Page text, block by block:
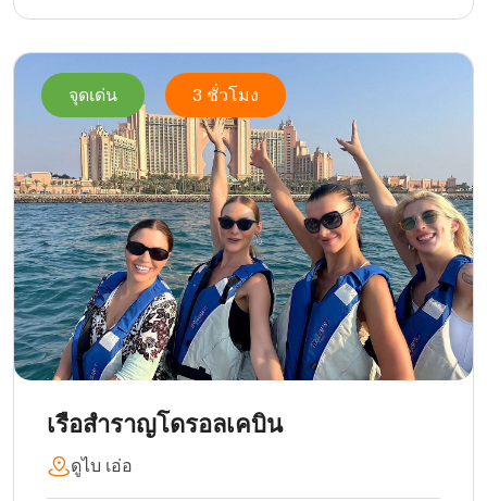
จุดเด่น 3 ชั่วโมง
เรือสำราญโดรอลเคบิน
ดูไบ เอ่อ